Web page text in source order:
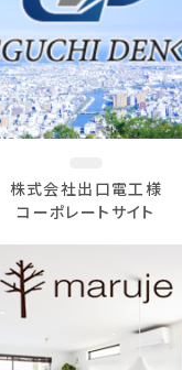
株式会社出口電工様
コーポレートサイト